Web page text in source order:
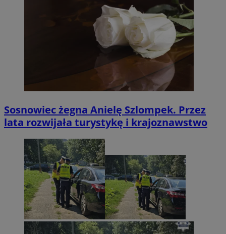
Sosnowiec żegna Anielę Szlompek. Przez
lata rozwijała turystykę i krajoznawstwo